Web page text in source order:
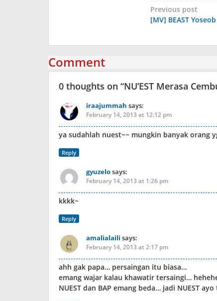
Post
navigation
Previous post
[MV] BEAST
Comment
0 thoughts on “NU’EST Merasa
iraajummah says:
February 14, 2013 at 12:12 pm
ya sudahlah nuest~~ mungkin banyak orang
Reply
gyuzelosays:
February 14, 2013 at 1:26 pm
kkkk~
Reply
amalialaili says:
February 14, 2013 at 2:17 pm
ahh gak papa… persaingan itu biasa…
emang wajar kalau khawatir tersaingi…
NUEST dan BAP emang beda… jadi NUEST